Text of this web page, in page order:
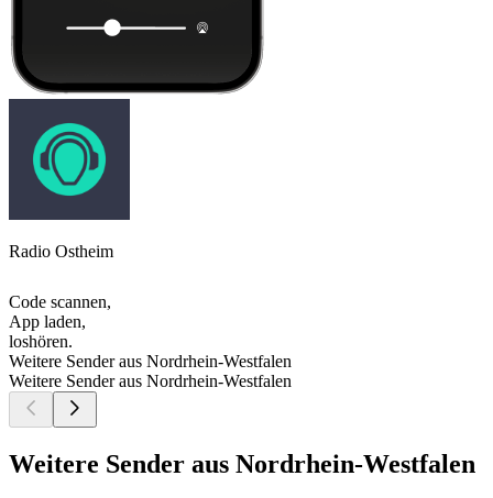
Radio Ostheim
Code scannen,
App laden,
loshören.
Weitere Sender aus Nordrhein-Westfalen
Weitere Sender aus Nordrhein-Westfalen
Weitere Sender aus Nordrhein-Westfalen